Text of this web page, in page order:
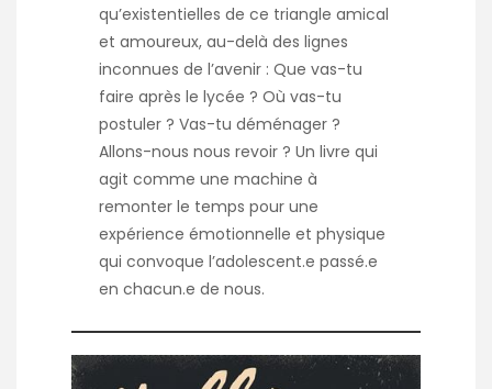
qu’existentielles de ce triangle amical
et amoureux, au-delà des lignes
inconnues de l’avenir : Que vas-tu
faire après le lycée ? Où vas-tu
postuler ? Vas-tu déménager ?
Allons-nous nous revoir ? Un livre qui
agit comme une machine à
remonter le temps pour une
expérience émotionnelle et physique
qui convoque l’adolescent.e passé.e
en chacun.e de nous.